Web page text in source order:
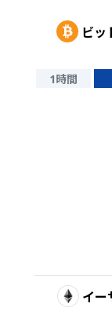
ビッ
1時間
イー